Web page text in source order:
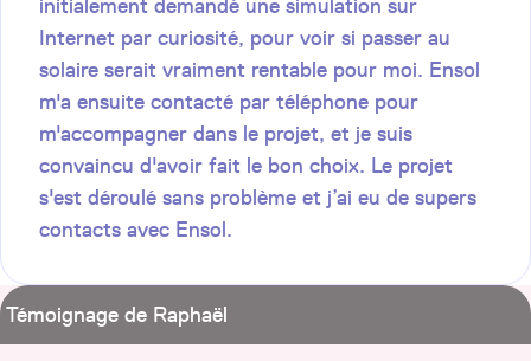
initialement demandé une simulation sur
Internet par curiosité, pour voir si passer au
solaire serait vraiment rentable pour moi. Ensol
m'a ensuite contacté par téléphone pour
m'accompagner dans le projet, et je suis
convaincu d'avoir fait le bon choix. Le projet
s'est déroulé sans problème et j’ai eu de supers
contacts avec Ensol.
Témoignage de Raphaël